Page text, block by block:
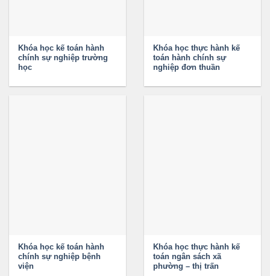
Khóa học kế toán hành
chính sự nghiệp trường
học
Khóa học thực hành kế
toán hành chính sự
nghiệp đơn thuần
Khóa học kế toán hành
chính sự nghiệp bệnh
viện
Khóa học thực hành kế
toán ngân sách xã
phường – thị trấn